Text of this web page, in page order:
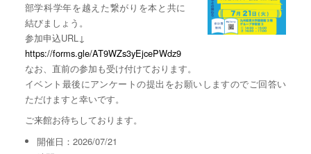
部学科学年を越えた繋がりを本と共に
結びましょう。
参加申込URL↓
https://forms.gle/AT9WZs3yEjcePWdz9
なお、直前の参加も受け付けております。
イベント最後にアンケートの提出をお願いしますのでご回答い
ただけますと幸いです。
ご来館お待ちしております。
開催日：2026/07/21